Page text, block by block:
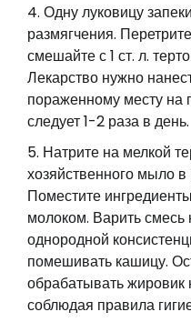
Одну луковицу
размягчения.
смешайте с 1 ст. л.
Лекарство нужно
пораженному месту на
следует 1-2 раза в день.
Натрите на мелкой
хозяйственного мыло
Поместите
молоком. Варить
однородной
помешивать кашицу.
обрабатывать жировик
соблюдая правила